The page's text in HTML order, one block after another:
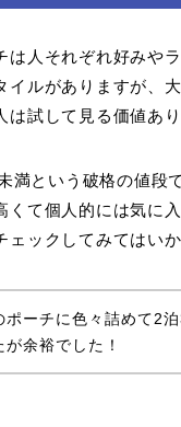
は人それぞれ好みや
イルがありますが、
は試して見る価値あり
満という破格の値段
くて個人的には気に
ェックしてみてはいか
ポーチに色々詰めて2
が余裕でした！